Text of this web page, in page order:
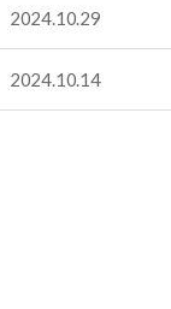
2024.10.29
2024.10.14